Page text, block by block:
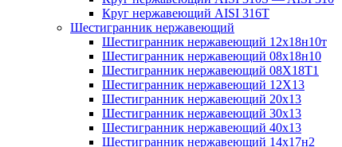
Круг нержавеющий AISI 316T
Шестигранник нержавеющий
Шестигранник нержавеющий 12х18н10т
Шестигранник нержавеющий 08х18н10
Шестигранник нержавеющий 08Х18Т1
Шестигранник нержавеющий 12Х13
Шестигранник нержавеющий 20х13
Шестигранник нержавеющий 30х13
Шестигранник нержавеющий 40х13
Шестигранник нержавеющий 14х17н2